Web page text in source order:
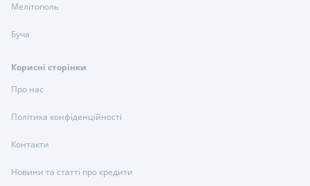
Мелітополь
Буча
Корисні сторінки
Про нас
Політика конфіденційності
Контакти
Новини та статті про кредити